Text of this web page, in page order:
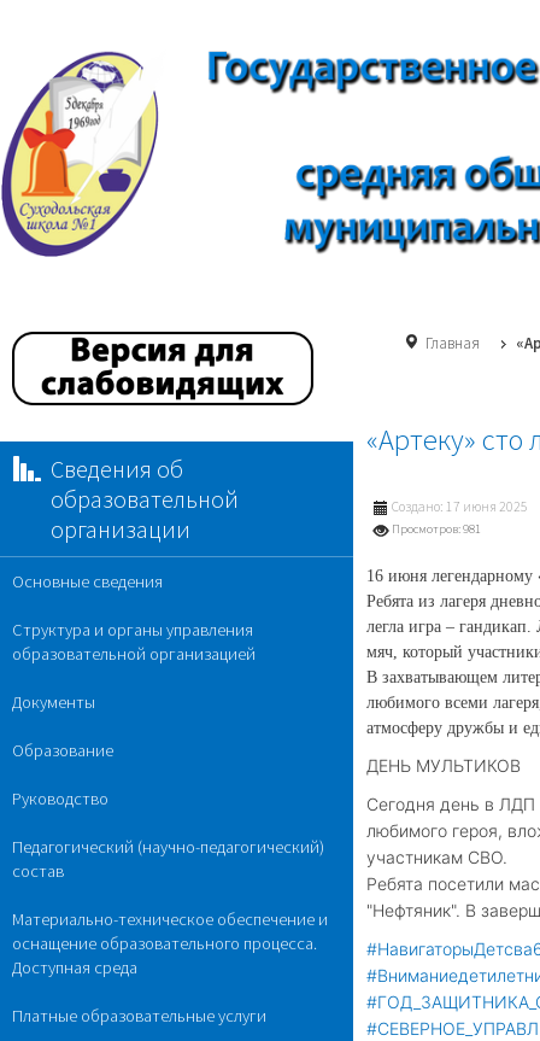
Главная
«Артеку» сто
Создано: 17 июня 2025
Просмотров: 981
16 июня легендарному
Ребята из лагеря
легла игра –
мяч, который
В захватывающем
любимого всеми
атмосферу дружбы и
ДЕНЬ МУЛЬТИКОВ
Сегодня день в ЛДП
любимого героя,
участникам СВО.
Ребята посетили
"Нефтяник". В
Сведения об
образовательной
организации
Основные сведения
Структура и органы управления
образовательной организацией
Документы
Образование
Руководство
Педагогический (научно-педагогический)
состав
Материально-техническое обеспечение и
оснащение образовательного процесса.
Доступная среда
Платные образовательные услуги